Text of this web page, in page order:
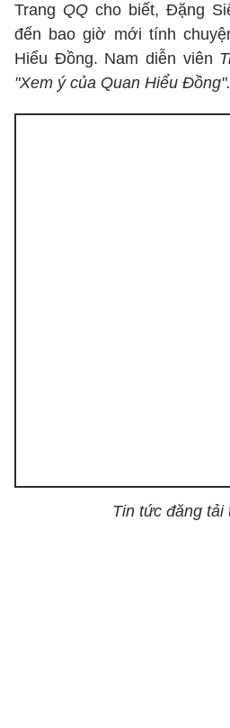
Trang QQ cho biết, Đặng
đến bao giờ mới tính
Hiểu Đồng. Nam diễn viên
"Xem ý của Quan Hiểu Đồng".
Tin tức đăng tải